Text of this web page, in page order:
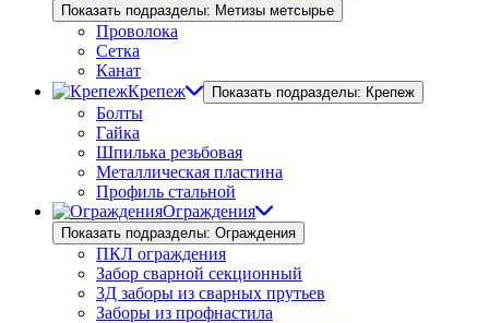
Показать подразделы: Метизы метсырье
Проволока
Сетка
Канат
Крепеж
Показать подразделы: Крепеж
Болты
Гайка
Шпилька резьбовая
Металлическая пластина
Профиль стальной
Ограждения
Показать подразделы: Ограждения
ПКЛ ограждения
Забор сварной секционный
3Д заборы из сварных прутьев
Заборы из профнастила